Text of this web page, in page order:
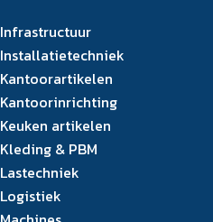
Infrastructuur
Installatietechniek
Kantoorartikelen
Kantoorinrichting
Keuken artikelen
Kleding & PBM
Lastechniek
Logistiek